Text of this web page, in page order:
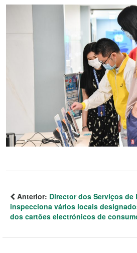
Anterior: Director dos Serviços de
inspecciona vários locais
dos cartões electrónicos de